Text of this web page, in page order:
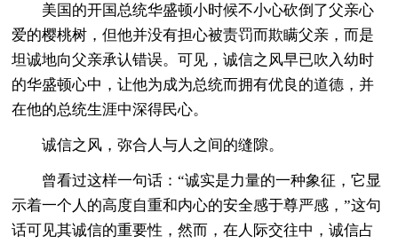
美国的开国总统华盛顿小时候不小心砍倒了父亲心
爱的樱桃树，但他并没有担心被责罚而欺瞒父亲，而是
坦诚地向父亲承认错误。可见，诚信之风早已吹入幼时
的华盛顿心中，让他为成为总统而拥有优良的道德，并
在他的总统生涯中深得民心。
诚信之风，弥合人与人之间的缝隙。
曾看过这样一句话：“诚实是力量的一种象征，它显
示着一个人的高度自重和内心的安全感于尊严感，”这句
话可见其诚信的重要性，然而，在人际交往中，诚信占